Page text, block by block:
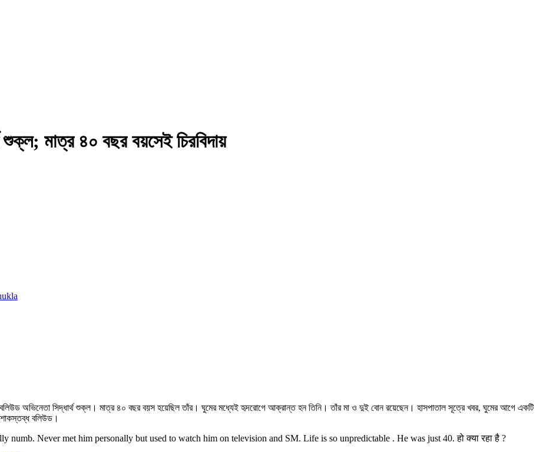
মাত্র ৪০ বছর বয়সেই চিরবিদায়
অভিনেতা সিদ্ধার্থ শুক্ল। মাত্র ৪০ বছর বয়স হয়েছিল তাঁর। ঘুমের মধ্যেই হৃদরোগে আক্রান্ত হন তিনি। তাঁর মা ও দুই বোন রয়েছেন। হাসপাতাল সূত্রে খবর, ঘুমের আগে একটি
বলিউড।
numb. Never met him personally but used to watch him on television and SM. Life is so unpredictable . He was just 40. हो क्या रहा है ?